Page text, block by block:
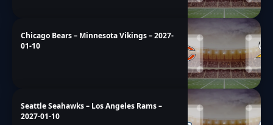
Chicago Bears – Minnesota Vikings – 2027-
01-10
Seattle Seahawks – Los Angeles Rams –
2027-01-10